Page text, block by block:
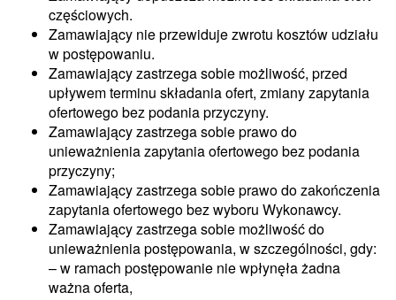
częściowych.
Zamawiający nie przewiduje zwrotu kosztów udziału
w postępowaniu.
Zamawiający zastrzega sobie możliwość, przed
upływem terminu składania ofert, zmiany zapytania
ofertowego bez podania przyczyny.
Zamawiający zastrzega sobie prawo do
unieważnienia zapytania ofertowego bez podania
przyczyny;
Zamawiający zastrzega sobie prawo do zakończenia
zapytania ofertowego bez wyboru Wykonawcy.
Zamawiający zastrzega sobie możliwość do
unieważnienia postępowania, w szczególności, gdy:
– w ramach postępowanie nie wpłynęła żadna
ważna oferta,